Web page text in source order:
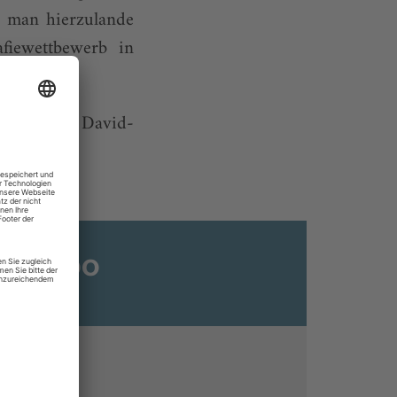
hierzulande
in
Angèle David-
Abo